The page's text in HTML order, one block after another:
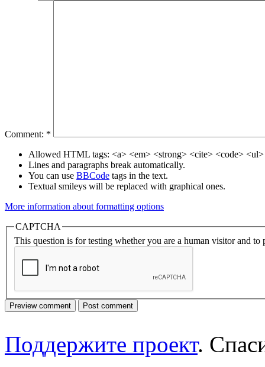
Comment: *
Allowed HTML tags: <a> <em> <strong> <cite> <code>
Lines and paragraphs break automatically.
You can use BBCode tags in the text.
Textual smileys will be replaced with graphical ones.
More information about formatting options
CAPTCHA
This question is for testing whether you are a human visitor and to
Поддержите проект.